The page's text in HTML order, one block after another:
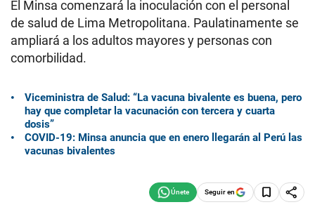
El Minsa comenzará la inoculación con el personal
de salud de Lima Metropolitana. Paulatinamente se
ampliará a los adultos mayores y personas con
comorbilidad.
Viceministra de Salud: “La vacuna bivalente es buena, pero
hay que completar la vacunación con tercera y cuarta
dosis”
COVID-19: Minsa anuncia que en enero llegarán al Perú las
vacunas bivalentes
Seguir en